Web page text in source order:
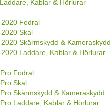
Kablar & Hörlurar
Fodral
Skal
Skärmskydd & Kameraskydd
2020 Laddare, Kablar & Hörlurar
Fodral
Skal
Skärmskydd & Kameraskydd
Laddare, Kablar & Hörlurar